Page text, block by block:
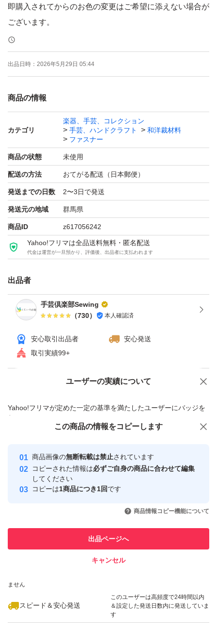
即購入されてからのお色の変更はご希望に添えない場合が
ございます。
ハサミでカットでき、とても使い勝手の良いファスナーで
す。
テープカラー:8色
★取り扱いサイズ
40cm 50cm
価格(送料込み)
5本… 910円でも販売可能です。
8本…1,170円
10本…1,390円
20本…2,600円
30本…3,770円
写真2枚目上から
キナリ
ベージュ
レッド
エンジ
ブラック
と異なる場合があります。
その他の商品と同梱の場合は−50円とさせていただきま
新品未使用ですが素人保管ですので軽微なシワやキズがあ
る場合があります。
発送はクリックポストになります。
匿名配送をご希望の方は＋30円で承りますのでコメント
出品日時： 2026年5月29日 05:44
商品の情報
カテゴリ
楽器、手芸、コレクション
手芸、ハンドクラフト
和洋裁材料
ファスナー
商品の状態 未使用
配送の方法 おてがる配送（日本郵便）
発送までの日数 2〜3日で発送
発送元の地域 群馬県
商品ID z617056242
Yahoo!フリマは全品送料無料・匿名配送
代金は運営が一旦預かり、評価後、出品者に支払われます
出品者
手芸倶楽部Sewing
（730） 本人確認済
安心取引出品者
安心発送
取引実績99+
ユーザーの実績について
Yahoo!フリマが定めた一定の基準を満たしたユーザーにバッジを
付与しています
安心取引出品者
心・安全なユーザーです
取引実績
引を完了させた実績があります
での取引実績があります
ません
スピード＆安心発送
このユーザーは高頻度で24時間以内
＆設定した発送日数内に発送していま
す
価格の相談 商品への質問
この商品の情報をコピーします
商品画像の無断転載は禁止されています
コピーされた情報は必ずご自身の商品に合わせて編集
してください
コピーは1商品につき1回です
商品情報コピー機能について
出品ページへ
キャンセル
この商品をみている人にオススメ